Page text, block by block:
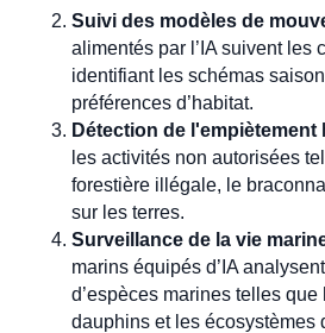
Suivi des modèles de
alimentés par l’IA suivent les
identifiant les schémas
préférences d’habitat.
Détection de l'empiètement
les activités non autorisées
forestière illégale, le
sur les terres.
Surveillance de la vie
marins équipés d’IA
d’espèces marines telles
dauphins et les écosystèmes